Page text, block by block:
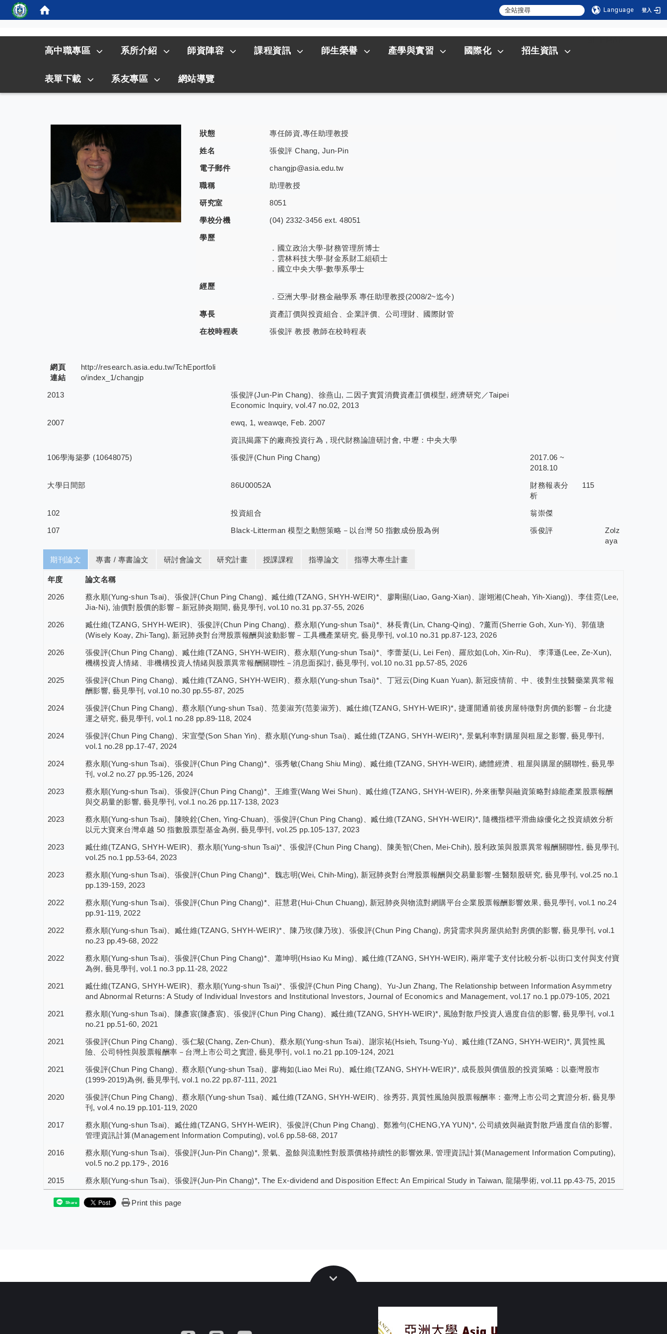
Language 登入
高中職專區 系所介紹 師資陣容 課程資訊 師生榮譽 產學與實習 國際化 招生資訊
表單下載 系友專區 網站導覽
狀態 專任師資,專任助理教授
姓名 張俊評 Chang, Jun-Pin
電子郵件 changjp@asia.edu.tw
職稱 助理教授
研究室 8051
學校分機 (04) 2332-3456 ext. 48051
學歷
．國立政治大學-財務管理所博士
．雲林科技大學-財金系財工組碩士
．國立中央大學-數學系學士
經歷
．亞洲大學-財務金融學系 專任助理教授(2008/2~迄今)
專長 資產訂價與投資組合、企業評價、公司理財、國際財管
在校時程表 張俊評 教授 教師在校時程表
網頁
連結
http://research.asia.edu.tw/TchEportfoli
o/index_1/changjp
2013
張俊評(Jun-Pin Chang)、徐燕山, 二因子實質消費資產訂價模型, 經濟研究／Taipei
Economic Inquiry, vol.47 no.02, 2013
2007 ewq, 1, weawqe, Feb. 2007
資訊揭露下的廠商投資行為 , 現代財務論譠研討會, 中壢：中央大學
106學海築夢 (10648075) 張俊評(Chun Ping Chang)
2017.06 ~
2018.10
大學日間部 86U00052A
財務報表分
析
115
102 投資組合 翁崇傑
107 Black-Litterman 模型之動態策略－以台灣 50 指數成份股為例 張俊評
Zolz
aya
期刊論文 專書 / 專書論文 研討會論文 研究計畫 授課課程 指導論文 指導大專生計畫
年度 論文名稱
2026
蔡永順(Yung-shun Tsai)、張俊評(Chun Ping Chang)、臧仕維(TZANG, SHYH-WEIR)*、廖剛顯(Liao, Gang-Xian)、謝翊湘(Cheah, Yih-Xiang))、李佳霓(Lee,
Jia-Ni), 油價對股價的影響－新冠肺炎期間, 藝見學刊, vol.10 no.31 pp.37-55, 2026
2026
臧仕維(TZANG, SHYH-WEIR)、張俊評(Chun Ping Chang)、蔡永順(Yung-shun Tsai)*、林長青(Lin, Chang-Qing)、?薰而(Sherrie Goh, Xun-Yi)、郭值瑭
(Wisely Koay, Zhi-Tang), 新冠肺炎對台灣股票報酬與波動影響－工具機產業研究, 藝見學刊, vol.10 no.31 pp.87-123, 2026
2026
張俊評(Chun Ping Chang)、臧仕維(TZANG, SHYH-WEIR)、蔡永順(Yung-shun Tsai)*、李蕾棻(Li, Lei Fen)、羅欣如(Loh, Xin-Ru)、 李澤遜(Lee, Ze-Xun),
機構投資人情緒、非機構投資人情緒與股票異常報酬關聯性－消息面探討, 藝見學刊, vol.10 no.31 pp.57-85, 2026
2025
張俊評(Chun Ping Chang)、臧仕維(TZANG, SHYH-WEIR)、蔡永順(Yung-shun Tsai)*、丁冠云(Ding Kuan Yuan), 新冠疫情前、中、後對生技醫藥業異常報
酬影響, 藝見學刊, vol.10 no.30 pp.55-87, 2025
2024
張俊評(Chun Ping Chang)、蔡永順(Yung-shun Tsai)、范姜淑芳(范姜淑芳)、臧仕維(TZANG, SHYH-WEIR)*, 捷運開通前後房屋特徵對房價的影響－台北捷
運之研究, 藝見學刊, vol.1 no.28 pp.89-118, 2024
2024
張俊評(Chun Ping Chang)、宋宣瑩(Son Shan Yin)、蔡永順(Yung-shun Tsai)、臧仕維(TZANG, SHYH-WEIR)*, 景氣利率對購屋與租屋之影響, 藝見學刊,
vol.1 no.28 pp.17-47, 2024
2024
蔡永順(Yung-shun Tsai)、張俊評(Chun Ping Chang)*、張秀敏(Chang Shiu Ming)、臧仕維(TZANG, SHYH-WEIR), 總體經濟、租屋與購屋的關聯性, 藝見學
刊, vol.2 no.27 pp.95-126, 2024
2023
蔡永順(Yung-shun Tsai)、張俊評(Chun Ping Chang)*、王維萱(Wang Wei Shun)、臧仕維(TZANG, SHYH-WEIR), 外來衝擊與融資策略對綠能產業股票報酬
與交易量的影響, 藝見學刊, vol.1 no.26 pp.117-138, 2023
2023
蔡永順(Yung-shun Tsai)、陳映銓(Chen, Ying-Chuan)、張俊評(Chun Ping Chang)、臧仕維(TZANG, SHYH-WEIR)*, 隨機指標平滑曲線優化之投資績效分析
以元大寶來台灣卓越 50 指數股票型基金為例, 藝見學刊, vol.25 pp.105-137, 2023
2023
臧仕維(TZANG, SHYH-WEIR)、蔡永順(Yung-shun Tsai)*、張俊評(Chun Ping Chang)、陳美智(Chen, Mei-Chih), 股利政策與股票異常報酬關聯性, 藝見學刊,
vol.25 no.1 pp.53-64, 2023
2023
蔡永順(Yung-shun Tsai)、張俊評(Chun Ping Chang)*、魏志明(Wei, Chih-Ming), 新冠肺炎對台灣股票報酬與交易量影響-生醫類股研究, 藝見學刊, vol.25 no.1
pp.139-159, 2023
2022
蔡永順(Yung-shun Tsai)、張俊評(Chun Ping Chang)*、莊慧君(Hui-Chun Chuang), 新冠肺炎與物流對網購平台企業股票報酬影響效果, 藝見學刊, vol.1 no.24
pp.91-119, 2022
2022
蔡永順(Yung-shun Tsai)、臧仕維(TZANG, SHYH-WEIR)*、陳乃玫(陳乃玫)、張俊評(Chun Ping Chang), 房貸需求與房屋供給對房價的影響, 藝見學刊, vol.1
no.23 pp.49-68, 2022
2022
蔡永順(Yung-shun Tsai)、張俊評(Chun Ping Chang)*、蕭坤明(Hsiao Ku Ming)、臧仕維(TZANG, SHYH-WEIR), 兩岸電子支付比較分析-以街口支付與支付寶
為例, 藝見學刊, vol.1 no.3 pp.11-28, 2022
2021
臧仕維(TZANG, SHYH-WEIR)、蔡永順(Yung-shun Tsai)*、張俊評(Chun Ping Chang)、Yu-Jun Zhang, The Relationship between Information Asymmetry
and Abnormal Returns: A Study of Individual Investors and Institutional Investors, Journal of Economics and Management, vol.17 no.1 pp.079-105, 2021
2021
蔡永順(Yung-shun Tsai)、陳彥宸(陳彥宸)、張俊評(Chun Ping Chang)、臧仕維(TZANG, SHYH-WEIR)*, 風險對散戶投資人過度自信的影響, 藝見學刊, vol.1
no.21 pp.51-60, 2021
2021
張俊評(Chun Ping Chang)、張仁駿(Chang, Zen-Chun)、蔡永順(Yung-shun Tsai)、謝宗祐(Hsieh, Tsung-Yu)、臧仕維(TZANG, SHYH-WEIR)*, 異質性風
險、公司特性與股票報酬率－台灣上市公司之實證, 藝見學刊, vol.1 no.21 pp.109-124, 2021
2021
張俊評(Chun Ping Chang)、蔡永順(Yung-shun Tsai)、廖梅如(Liao Mei Ru)、臧仕維(TZANG, SHYH-WEIR)*, 成長股與價值股的投資策略：以臺灣股市
(1999-2019)為例, 藝見學刊, vol.1 no.22 pp.87-111, 2021
2020
張俊評(Chun Ping Chang)、蔡永順(Yung-shun Tsai)、臧仕維(TZANG, SHYH-WEIR)、徐秀芬, 異質性風險與股票報酬率：臺灣上市公司之實證分析, 藝見學
刊, vol.4 no.19 pp.101-119, 2020
2017
蔡永順(Yung-shun Tsai)、臧仕維(TZANG, SHYH-WEIR)、張俊評(Chun Ping Chang)、鄭雅勻(CHENG,YA YUN)*, 公司績效與融資對散戶過度自信的影響,
管理資訊計算(Management Information Computing), vol.6 pp.58-68, 2017
2016
蔡永順(Yung-shun Tsai)、張俊評(Jun-Pin Chang)*, 景氣、盈餘與流動性對股票價格持續性的影響效果, 管理資訊計算(Management Information Computing),
vol.5 no.2 pp.179-, 2016
2015 蔡永順(Yung-shun Tsai)、張俊評(Jun-Pin Chang)*, The Ex-dividend and Disposition Effect: An Empirical Study in Taiwan, 龍陽學術, vol.11 pp.43-75, 2015
Share Print this page